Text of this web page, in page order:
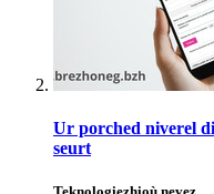
Ur porched niverel
seurt